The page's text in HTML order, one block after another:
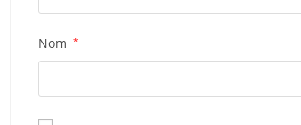
Nom *